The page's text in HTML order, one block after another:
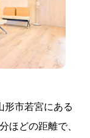
市若宮にある
ほどの距離で、